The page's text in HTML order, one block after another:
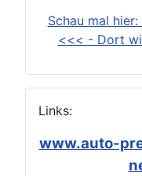
Schau mal
<<< - Dort
Links:
www.auto-